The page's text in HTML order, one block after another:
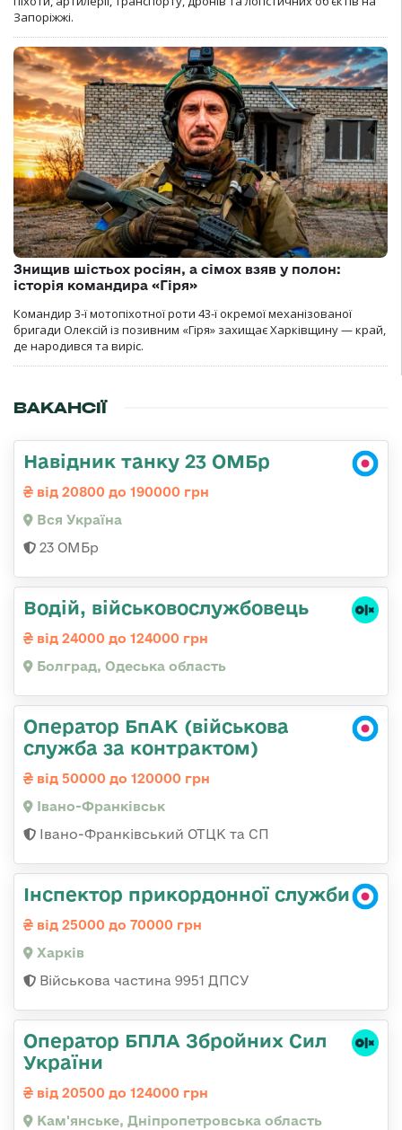
Запоріжжі.
Знищив шістьох росіян, а сімох взяв у полон:
історія командира «Гіря»
Командир 3-ї мотопіхотної роти 43-ї окремої механізованої
бригади Олексій із позивним «Гіря» захищає Харківщину — край,
де народився та виріс.
ВАКАНСІЇ
Навідник танку 23 ОМБр
від 20800 до 190000 грн
Вся Україна
23 ОМБр
Водій, військовослужбовець
від 24000 до 124000 грн
Болград, Одеська область
Оператор БпАК (військова
служба за контрактом)
від 50000 до 120000 грн
Івано-Франківськ
Івано-Франківський ОТЦК та СП
Інспектор прикордонної служби
від 25000 до 70000 грн
Харків
Військова частина 9951 ДПСУ
Оператор БПЛА Збройних Сил
України
від 20500 до 124000 грн
Кам'янське, Дніпропетровська область